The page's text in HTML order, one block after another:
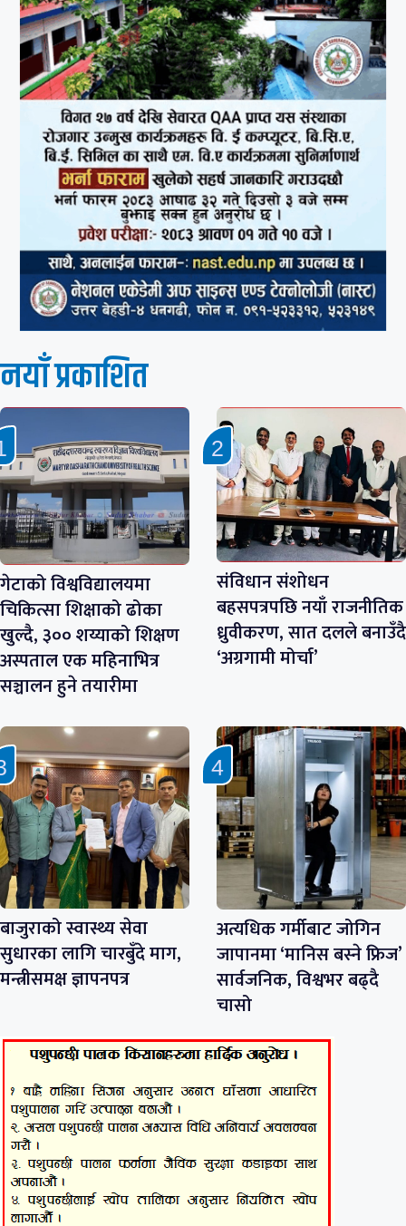
नयाँ प्रकाशित
गेटाको विश्वविद्यालयमा
चिकित्सा शिक्षाको ढोका
खुल्दै, ३०० शय्याको शिक्षण
अस्पताल एक महिनाभित्र
सञ्चालन हुने तयारीमा
संविधान संशोधन
बहसपत्रपछि नयाँ राजनीतिक
ध्रुवीकरण, सात दलले बनाउँदै
‘अग्रगामी मोर्चा’
बाजुराको स्वास्थ्य सेवा
सुधारका लागि चारबुँदे माग,
मन्त्रीसमक्ष ज्ञापनपत्र
अत्यधिक गर्मीबाट जोगिन
जापानमा ‘मानिस बस्ने फ्रिज’
सार्वजनिक, विश्वभर बढ्दै
चासो